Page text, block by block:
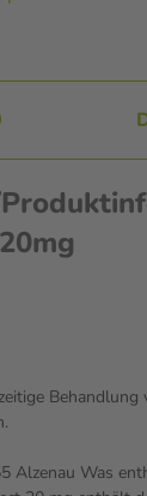
Alzenau Was